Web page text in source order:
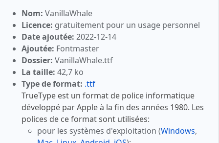
Nom: VanillaWhale
Licence: gratuitement pour un usage personnel
Date ajoutée: 2022-12-14
Ajoutée: Fontmaster
Dossier: VanillaWhale.ttf
La taille: 42,7 ko
Type de format: .ttf
TrueType est un format de police informatique
développé par Apple à la fin des années 1980. Les
polices de ce format sont utilisées:
pour les systèmes d'exploitation (Windows,